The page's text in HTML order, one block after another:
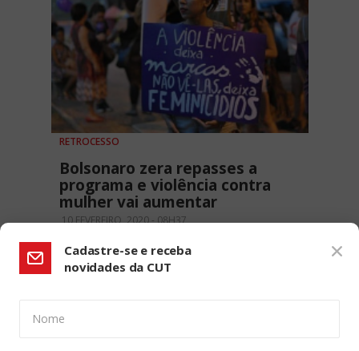
RETROCESSO
Bolsonaro zera repasses a
programa e violência contra
mulher vai aumentar
10 FEVEREIRO, 2020 - 08H37
Cadastre-se e receba
novidades da CUT
Nome